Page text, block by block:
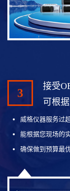
3
接受
可根
威格仪器服务过
能根据您现场的
确保做到预算最